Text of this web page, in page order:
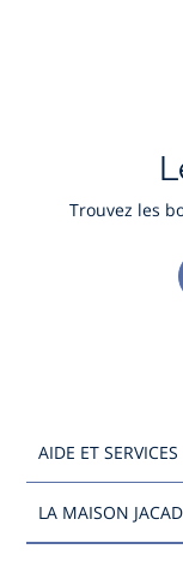
Trouvez les
AIDE ET SERVICES
LA MAISON